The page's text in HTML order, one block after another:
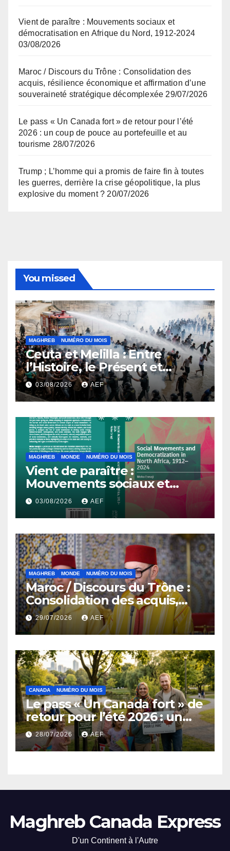
Vient de paraître : Mouvements sociaux et
démocratisation en Afrique du Nord, 1912-2024
03/08/2026
Maroc / Discours du Trône : Consolidation des
acquis, résilience économique et affirmation d’une
souveraineté stratégique décomplexée 29/07/2026
Le pass « Un Canada fort » de retour pour l’été
2026 : un coup de pouce au portefeuille et au
tourisme 28/07/2026
Trump ; L’homme qui a promis de faire fin à toutes
les guerres, derrière la crise géopolitique, la plus
explosive du moment ? 20/07/2026
You missed
MAGHREB NUMÉRO DU MOIS
Ceuta et Melilla : Entre
l’Histoire, le Présent et
l’Avenir
03/08/2026 AEF
MAGHREB MONDE NUMÉRO DU MOIS
Vient de paraître :
Mouvements sociaux et
démocratisation en Afrique
du Nord, 1912-2024
03/08/2026 AEF
MAGHREB MONDE NUMÉRO DU MOIS
Maroc / Discours du Trône :
Consolidation des acquis,
résilience économique et
affirmation d’une
souveraineté stratégique
décomplexée
29/07/2026 AEF
CANADA NUMÉRO DU MOIS
Le pass « Un Canada fort » de
retour pour l’été 2026 : un
coup de pouce au
portefeuille et au tourisme
28/07/2026 AEF
Maghreb Canada Express
D'un Continent à l'Autre